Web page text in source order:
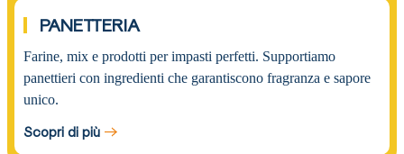
PANETTERIA
Farine, mix e prodotti per impasti perfetti. Supportiamo
panettieri con ingredienti che garantiscono fragranza e sapore
unico.
Scopri di più